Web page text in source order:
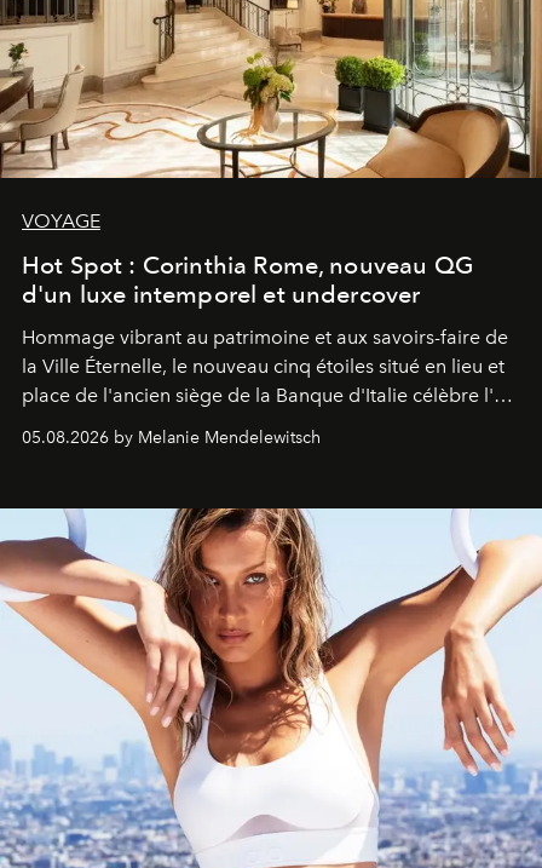
VOYAGE
Hot Spot : Corinthia Rome, nouveau QG
d'un luxe intemporel et undercover
Hommage vibrant au patrimoine et aux savoirs-faire de
la Ville Éternelle, le nouveau cinq étoiles situé en lieu et
place de l'ancien siège de la Banque d'Italie célèbre l'art
de vivre Romain dans toute son élégance intemporelle.
05.08.2026 by Melanie Mendelewitsch